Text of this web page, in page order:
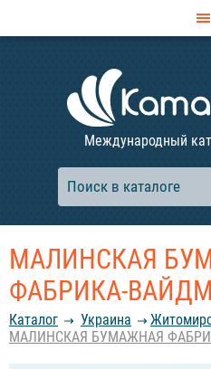
Международный
МАЛИНСКАЯ
ФАБРИКА-
Каталог Украина
МАЛИНСКАЯ БУМАЖНАЯ